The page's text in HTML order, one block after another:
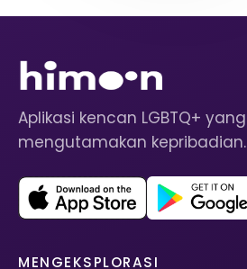
Aplikasi kencan LGBTQ+ yang
mengutamakan kepribadian.
MENGEKSPLORASI